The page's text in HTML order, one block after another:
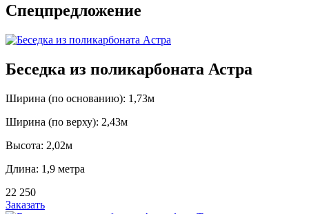
Спецпредложение
Беседка из поликарбоната Астра
Ширина (по основанию): 1,73м
Ширина (по верху): 2,43м
Высота: 2,02м
Длина: 1,9 метра
22 250
Заказать